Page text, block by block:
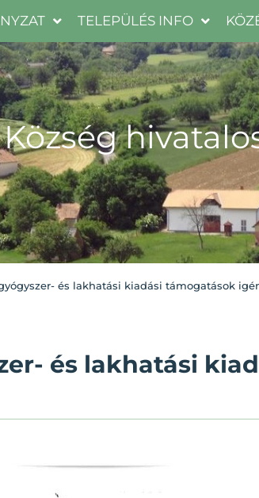
TELEPÜLÉS INFO
Község
és lakhatási kiadási támogatások
és lakhatási